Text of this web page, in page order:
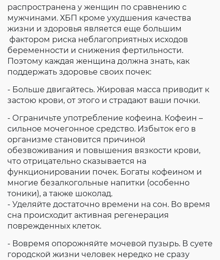
распространена у женщин по сравнению с
мужчинами. ХБП кроме ухудшения качества
жизни и здоровья является еще большим
фактором риска неблагоприятных исходов
беременности и снижения фертильности.
Поэтому каждая женщина должна знать, как
поддержать здоровье своих почек:
- Больше двигайтесь. Жировая масса приводит к
застою крови, от этого и страдают ваши почки.
- Ограничьте употребление кофеина. Кофеин –
сильное мочегонное средство. Избыток его в
организме становится причиной
обезвоживания и повышения вязкости крови,
что отрицательно сказывается на
функционировании почек. Богаты кофеином и
многие безалкогольные напитки (особенно
тоники), а также шоколад.
- Уделяйте достаточно времени на сон. Во время
сна происходит активная регенерация
поврежденных клеток.
- Вовремя опорожняйте мочевой пузырь. В суете
городской жизни человек нередко не сразу